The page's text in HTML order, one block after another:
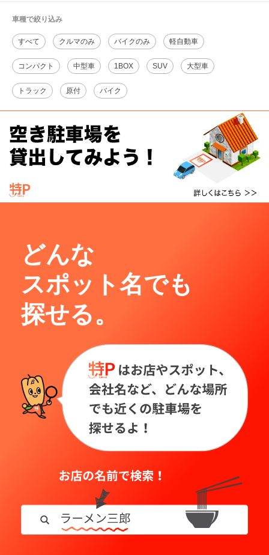
車種で絞り込み
すべて クルマのみ バイクのみ 軽自動車
コンパクト 中型車 1BOX SUV 大型車
トラック 原付 バイク
どんな
スポット名でも
探せる。